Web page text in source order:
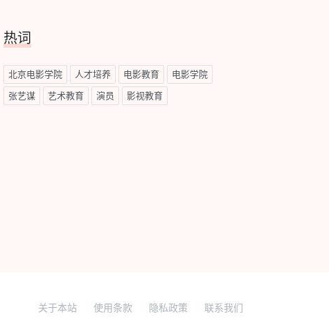
热词
北京电影学院 人才培养 电影教育 电影学院
张艺谋 艺术教育 演员 影视教育
关于本站 使用条款 隐私政策 联系我们